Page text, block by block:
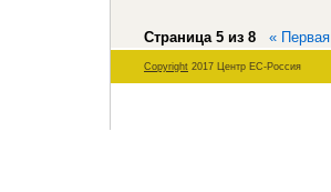
Страница 5 из 8 « Первая
Copyright 2017 Центр ЕС-Россия